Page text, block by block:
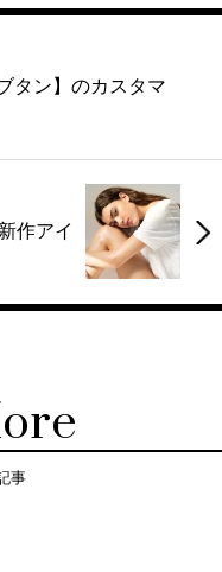
タン】のカスタマ
作アイ
事